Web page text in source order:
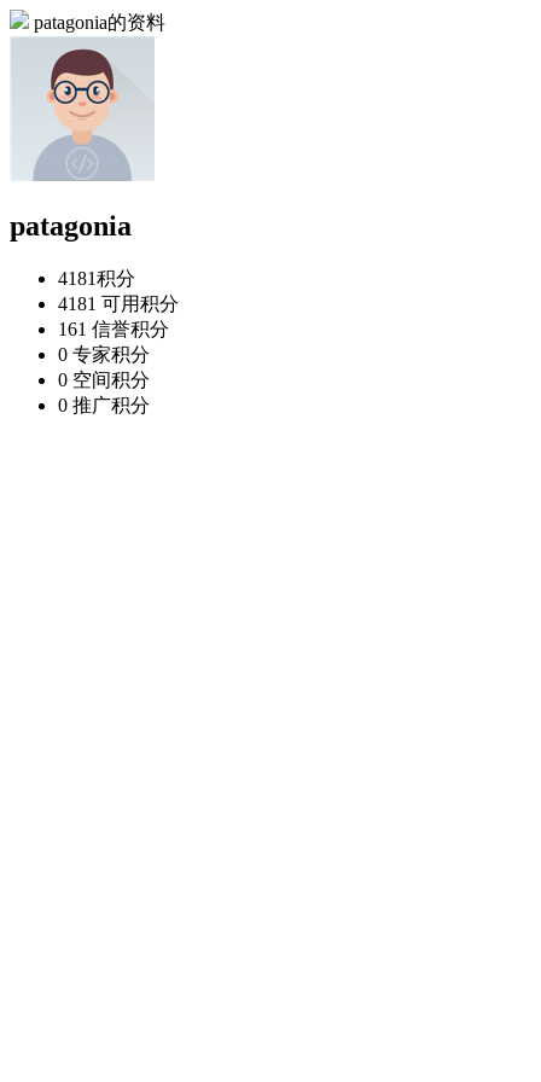
patagonia的资料
patagonia
4181积分
4181 可用积分
161 信誉积分
0 专家积分
0 空间积分
0 推广积分